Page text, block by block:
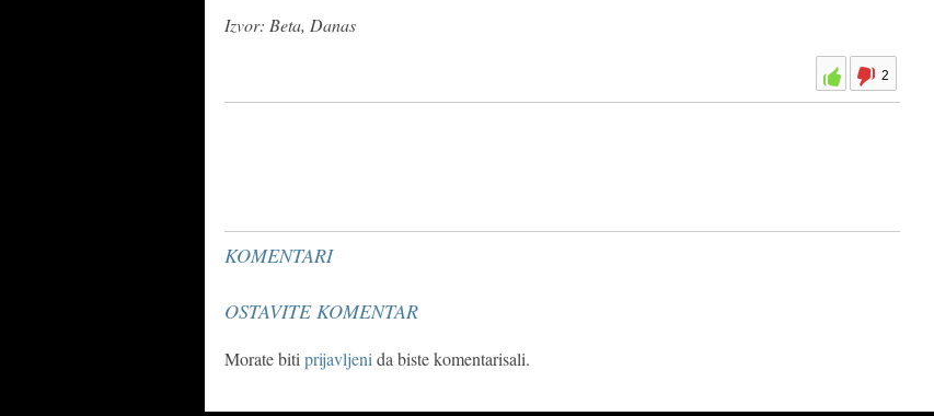
Izvor: Beta, Danas
2
KOMENTARI
OSTAVITE KOMENTAR
Morate biti prijavljeni da biste komentarisali.